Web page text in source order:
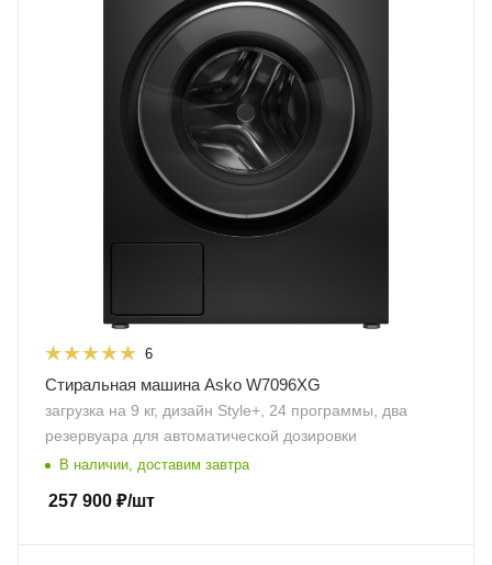
6
Стиральная машина Asko W7096XG
загрузка на 9 кг, дизайн Style+, 24 программы, два
резервуара для автоматической дозировки
В наличии, доставим завтра
257 900 ₽/шт